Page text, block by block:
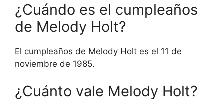
¿Cuándo es el cumpleaños
de Melody Holt?
El cumpleaños de Melody Holt es el 11 de
noviembre de 1985.
¿Cuánto vale Melody Holt?